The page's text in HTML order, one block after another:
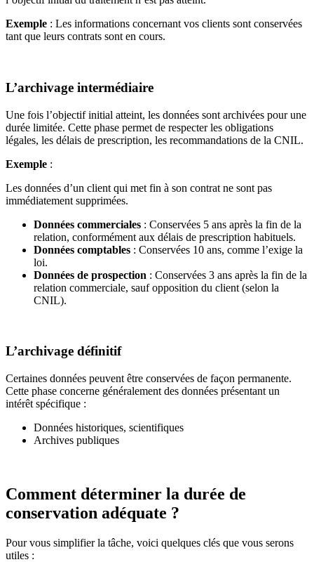
Exemple : Les informations concernant vos clients sont conservées
tant que leurs contrats sont en cours.
L’archivage intermédiaire
Une fois l’objectif initial atteint, les données sont archivées pour une
durée limitée. Cette phase permet de respecter les obligations
légales, les délais de prescription, les recommandations de la CNIL.
Exemple :
Les données d’un client qui met fin à son contrat ne sont pas
immédiatement supprimées.
Données commerciales : Conservées 5 ans après la fin de la
relation, conformément aux délais de prescription habituels.
Données comptables : Conservées 10 ans, comme l’exige la
loi.
Données de prospection : Conservées 3 ans après la fin de la
relation commerciale, sauf opposition du client (selon la
CNIL).
L’archivage définitif
Certaines données peuvent être conservées de façon permanente.
Cette phase concerne généralement des données présentant un
intérêt spécifique :
Données historiques, scientifiques
Archives publiques
Comment déterminer la durée de
conservation adéquate ?
Pour vous simplifier la tâche, voici quelques clés que vous serons
utiles :